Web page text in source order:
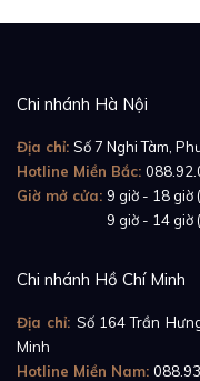
Chi nhánh Hà Nội
Địa chỉ: Số 7 Nghi Tàm,
Hotline Miền Bắc:
Giờ mở cửa: 9 giờ - 18 giờ
9 giờ - 14 giờ
Chi nhánh Hồ Chí Minh
Địa chỉ: Số 164 Trần
Minh
Hotline Miền Nam: